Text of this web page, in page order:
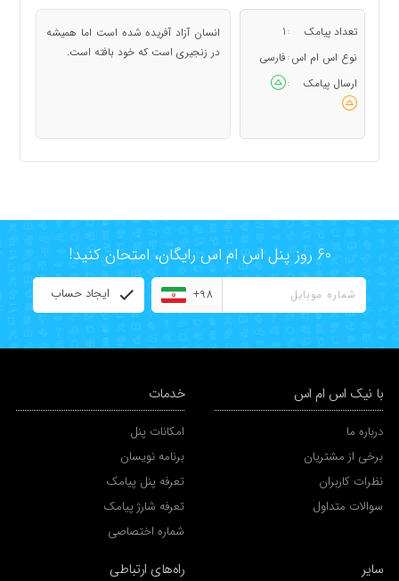
تعداد پیامک :
1
نوع اس ام اس : فارسی
ارسال پیامک
:
انسان آزاد آفریده شده است اما همیشه
در زنجیری است که خود بافته است.
60 روز پنل اس ام اس رایگان، امتحان کنید!
+98 ایجاد حساب
با نیک اس ام اس
درباره ما
برخی از مشتریان
نظرات کاربران
سوالات متداول
خدمات
امکانات پنل
برنامه نویسان
تعرفه پنل پیامک
تعرفه شارژ پیامک
شماره اختصاصی
سایر راه‌های ارتباطی